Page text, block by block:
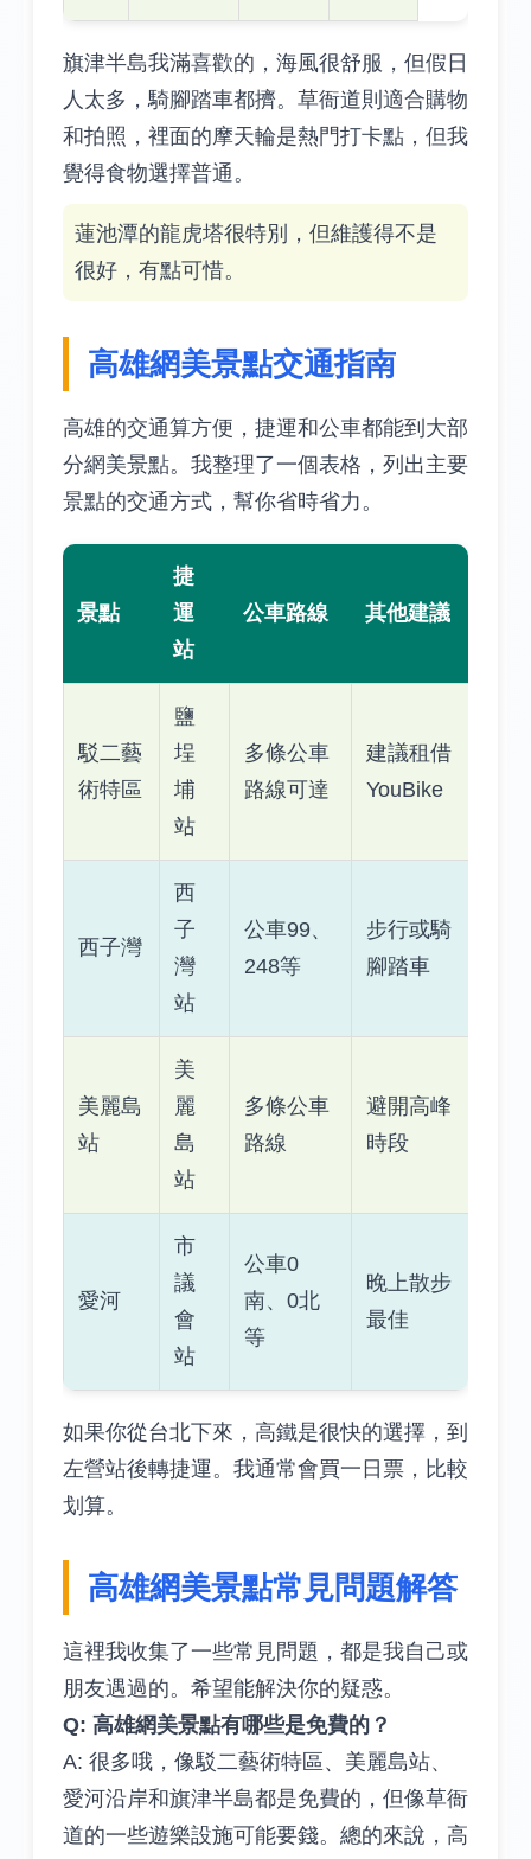
旗津半島我滿喜歡的，海風很舒服，但假日
人太多，騎腳踏車都擠。草衙道則適合購物
和拍照，裡面的摩天輪是熱門打卡點，但我
覺得食物選擇普通。
蓮池潭的龍虎塔很特別，但維護得不是
很好，有點可惜。
高雄網美景點交通指南
高雄的交通算方便，捷運和公車都能到大部
分網美景點。我整理了一個表格，列出主要
景點的交通方式，幫你省時省力。
景點
捷
運
站
公車路線 其他建議
駁二藝
術特區
鹽
埕
埔
站
多條公車
路線可達
建議租借
YouBike
西子灣
西
子
灣
站
公車99、
248等
步行或騎
腳踏車
美麗島
站
美
麗
島
站
多條公車
路線
避開高峰
時段
愛河
市
議
會
站
公車0
南、0北
等
晚上散步
最佳
如果你從台北下來，高鐵是很快的選擇，到
左營站後轉捷運。我通常會買一日票，比較
划算。
高雄網美景點常見問題解答
這裡我收集了一些常見問題，都是我自己或
朋友遇過的。希望能解決你的疑惑。
Q: 高雄網美景點有哪些是免費的？
A: 很多哦，像駁二藝術特區、美麗島站、
愛河沿岸和旗津半島都是免費的，但像草衙
道的一些遊樂設施可能要錢。總的來說，高